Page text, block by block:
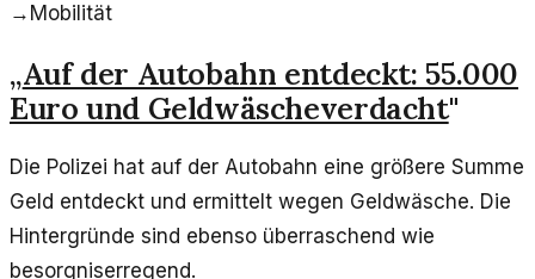
→ Mobilität
„Auf der Autobahn entdeckt: 55.000
Euro und Geldwäscheverdacht"
Die Polizei hat auf der Autobahn eine größere Summe
Geld entdeckt und ermittelt wegen Geldwäsche. Die
Hintergründe sind ebenso überraschend wie
besorgniserregend.